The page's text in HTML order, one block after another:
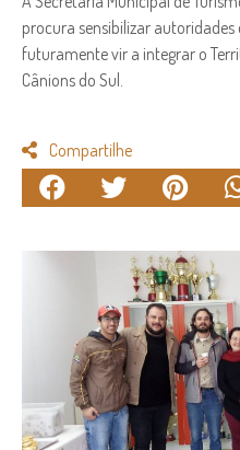
procura sensibilizar
futuramente vir a integrar o
Cânions do Sul.
Compartilhe